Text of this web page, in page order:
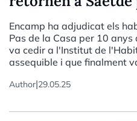
Encamp ha adjudicat els
Pas de la Casa per 10 anys
va cedir a l'Institut de
assequible i que finalment
Author|29.05.25